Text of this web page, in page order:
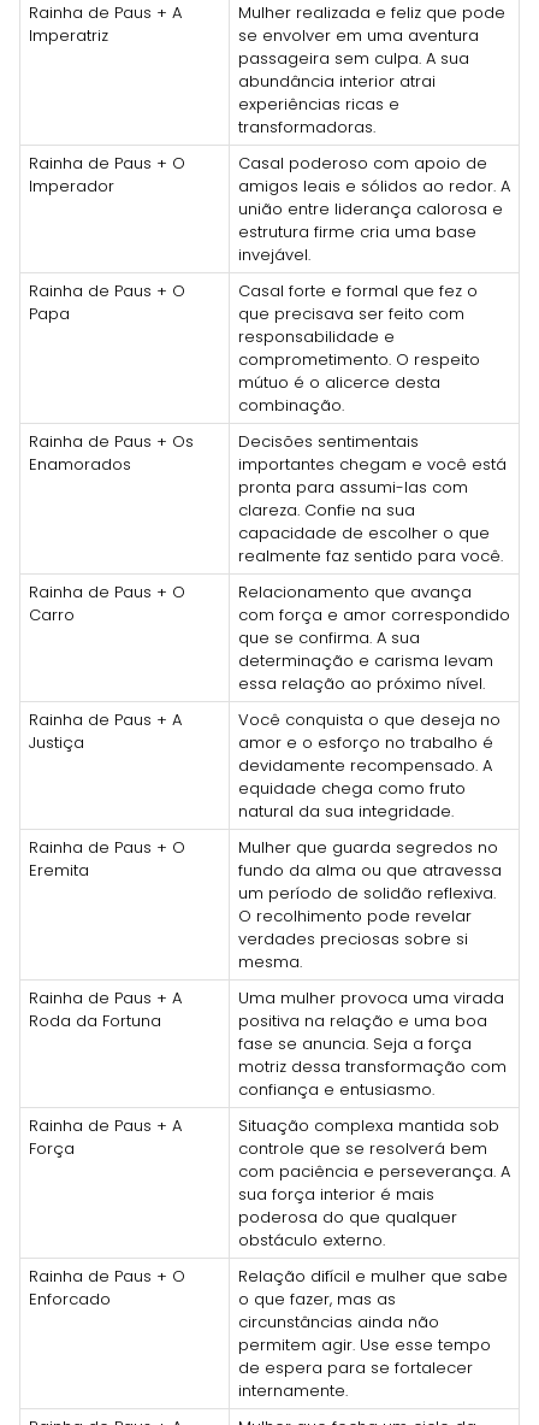
Rainha de Paus + A
Imperatriz
Mulher realizada e feliz que pode
se envolver em uma aventura
passageira sem culpa. A sua
abundância interior atrai
experiências ricas e
transformadoras.
Rainha de Paus + O
Imperador
Casal poderoso com apoio de
amigos leais e sólidos ao redor. A
união entre liderança calorosa e
estrutura firme cria uma base
invejável.
Rainha de Paus + O
Papa
Casal forte e formal que fez o
que precisava ser feito com
responsabilidade e
comprometimento. O respeito
mútuo é o alicerce desta
combinação.
Rainha de Paus + Os
Enamorados
Decisões sentimentais
importantes chegam e você está
pronta para assumi-las com
clareza. Confie na sua
capacidade de escolher o que
realmente faz sentido para você.
Rainha de Paus + O
Carro
Relacionamento que avança
com força e amor correspondido
que se confirma. A sua
determinação e carisma levam
essa relação ao próximo nível.
Rainha de Paus + A
Justiça
Você conquista o que deseja no
amor e o esforço no trabalho é
devidamente recompensado. A
equidade chega como fruto
natural da sua integridade.
Rainha de Paus + O
Eremita
Mulher que guarda segredos no
fundo da alma ou que atravessa
um período de solidão reflexiva.
O recolhimento pode revelar
verdades preciosas sobre si
mesma.
Rainha de Paus + A
Roda da Fortuna
Uma mulher provoca uma virada
positiva na relação e uma boa
fase se anuncia. Seja a força
motriz dessa transformação com
confiança e entusiasmo.
Rainha de Paus + A
Força
Situação complexa mantida sob
controle que se resolverá bem
com paciência e perseverança. A
sua força interior é mais
poderosa do que qualquer
obstáculo externo.
Rainha de Paus + O
Enforcado
Relação difícil e mulher que sabe
o que fazer, mas as
circunstâncias ainda não
permitem agir. Use esse tempo
de espera para se fortalecer
internamente.